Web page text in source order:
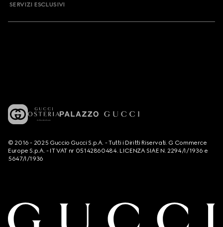
SERVIZI ESCLUSIVI
© 2016 - 2025 Guccio Gucci S.p.A. - Tutti i Diritti Riservati. G Commerce
Europe S.p.A. - IT VAT nr 05142860484. LICENZA SIAE N. 2294/I/1936 e
5647/I/1936